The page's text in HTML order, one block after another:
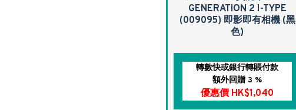
GENERATION 2 I-TYPE
(009095) 即影即有相機 (黑
色)
轉數快或銀行轉賬付款
額外回贈 3 %
優惠價 HK$1,040